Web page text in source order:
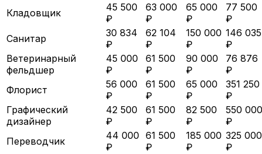
Кладовщик
45 500
₽
63 000
₽
65 000
₽
77 500
₽
Санитар
30 834
₽
62 104
₽
150 000
₽
146 035
₽
Ветеринарный
фельдшер
45 000
₽
61 500
₽
90 000
₽
76 876
₽
Флорист
56 000
₽
61 500
₽
65 000
₽
351 250
₽
Графический
дизайнер
42 500
₽
61 500
₽
82 500
₽
550 000
₽
Переводчик
44 000
₽
61 500
₽
185 000
₽
325 000
₽